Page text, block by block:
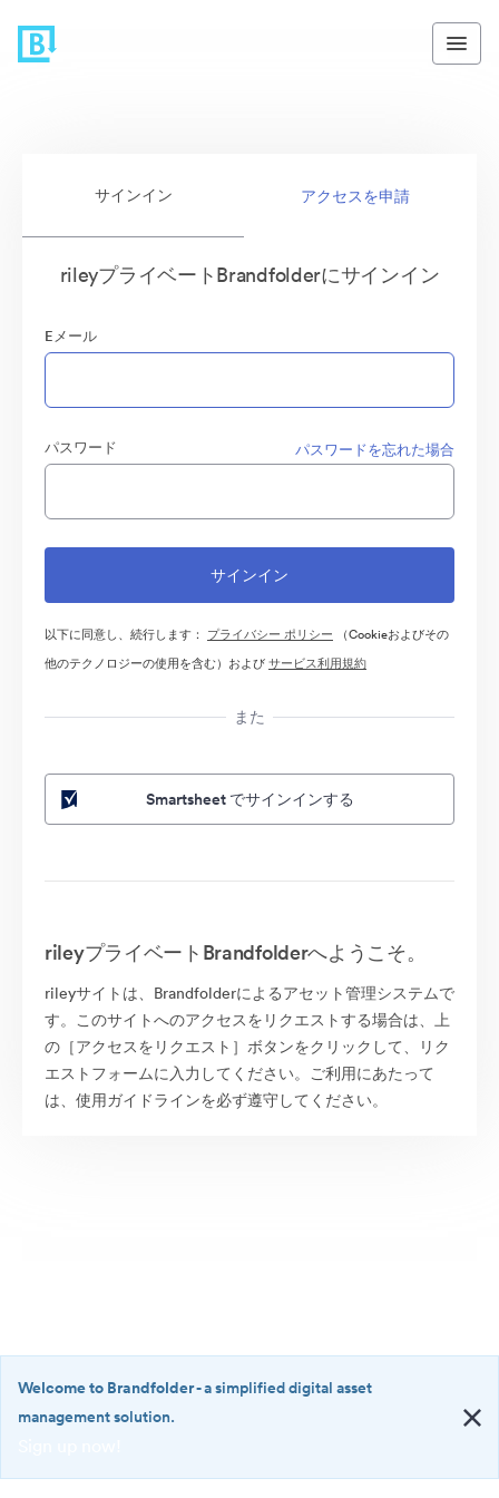
サインイン アクセスを申請
rileyプライベートBrandfolderにサインイン
Eメール
パスワード パスワードを忘れた場合
以下に同意し、続行します： プライバシー ポリシー （Cookieおよびその
他のテクノロジーの使用を含む）およびサービス利用規約
また
Smartsheet でサインインする
rileyプライベートBrandfolderへようこそ。
rileyサイトは、Brandfolderによるアセット管理システムで
す。このサイトへのアクセスをリクエストする場合は、上
の［アクセスをリクエスト］ボタンをクリックして、リク
エストフォームに入力してください。ご利用にあたって
は、使用ガイドラインを必ず遵守してください。
·
Welcome to Brandfolder- a simplified digital asset
management solution.